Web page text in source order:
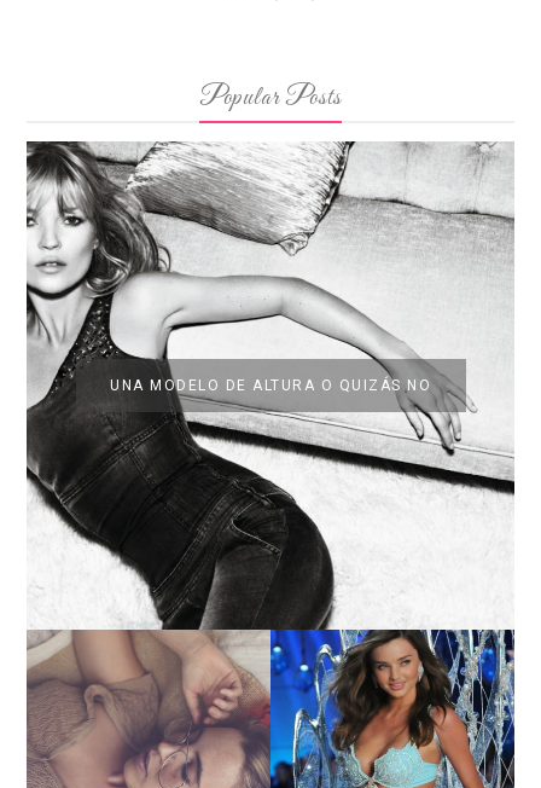
Popular Posts
UNA MODELO DE ALTURA O QUIZÁS NO
LA BAILARINA BLANCA
DE LA CRUZ O COMO
REINVENTARSE ANTE
LA ADVERSIDAD.
LA ALTURA DE LAS
MODELOS MAS ALTAS